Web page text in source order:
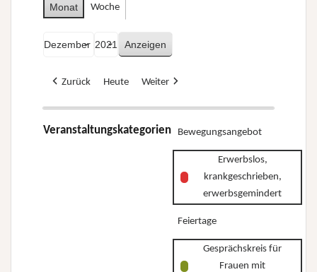
Monat Woche
Zurück Heute Weiter
Veranstaltungskategorien Bewegungsangebot
Erwerbslos,
krankgeschrieben,
erwerbsgemindert
Feiertage
Gesprächskreis für
Frauen mit